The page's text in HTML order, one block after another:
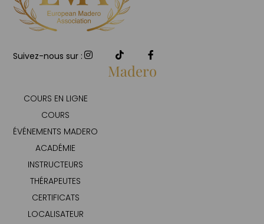
Suivez-nous sur :
Madero
COURS EN LIGNE
COURS
ÉVÉNEMENTS MADERO
ACADÉMIE
INSTRUCTEURS
THÉRAPEUTES
CERTIFICATS
LOCALISATEUR